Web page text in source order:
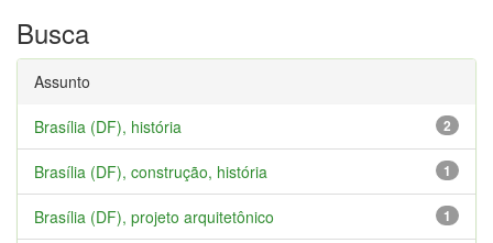
Busca
Assunto
2
Brasília (DF), história
1
Brasília (DF), construção, história
1
Brasília (DF), projeto arquitetônico